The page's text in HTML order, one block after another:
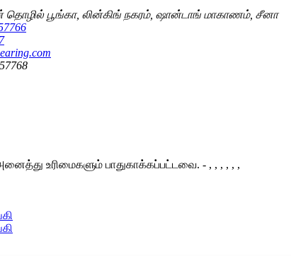
தொழில் பூங்கா, லின்கிங் நகரம், ஷான்டாங் மாகாணம், சீனா
அனைத்து உரிமைகளும் பாதுகாக்கப்பட்டவை. - , , , , , ,